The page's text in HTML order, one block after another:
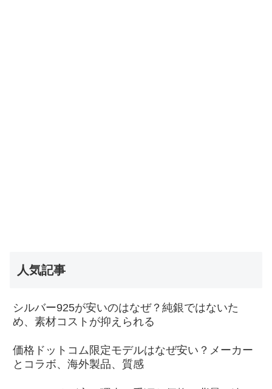
人気記事
シルバー925が安いのはなぜ？純銀ではないた
め、素材コストが抑えられる
価格ドットコム限定モデルはなぜ安い？メーカー
とコラボ、海外製品、質感